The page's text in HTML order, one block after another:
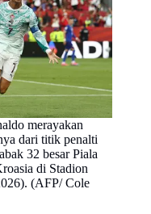
merayakan
dari titik penalti
32 besar Piala
di Stadion
(AFP/ Cole